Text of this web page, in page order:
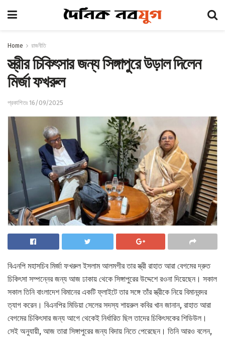
Home রাজনীতি
স্ত্রীর চিকিৎসার জন্য সিঙ্গাপুরে উড়াল দিলেন
মির্জা ফখরুল
প্রকাশিতঃ 16/09/2025
বিএনপি মহাসচিব মির্জা ফখরুল ইসলাম আলমগীর তার স্ত্রী রাহাত আরা বেগমের দ্রুত
চিকিৎসা সম্পন্নের জন্য আজ ঢাকায় থেকে সিঙ্গাপুরের উদ্দেশে রওনা দিয়েছেন। সকাল
সকাল তিনি বাংলাদেশ বিমানের একটি ফ্লাইটে তার সঙ্গে তাঁর স্ত্রীকে নিয়ে বিমানবন্দর
ত্যাগ করেন। বিএনপির মিডিয়া সেলের সদস্য শায়রুল কবির খান জানান, রাহাত আরা
বেগমের চিকিৎসার জন্য আগে থেকেই নির্ধারিত ছিল তাদের চিকিৎসকের শিডিউল।
সেই অনুযায়ী, আজ তারা সিঙ্গাপুরের জন্য বিদায় নিতে পেরেছেন। তিনি আরও বলেন,